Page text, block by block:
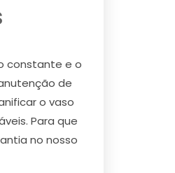
constante e o
de
o vaso
Para que
no nosso